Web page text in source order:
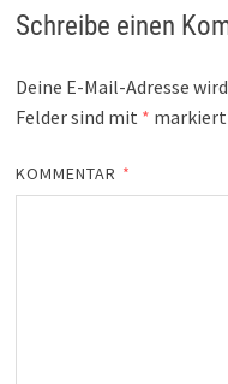
Schreibe einen
Deine E-Mail-Adresse
Felder sind mit * markiert
KOMMENTAR *